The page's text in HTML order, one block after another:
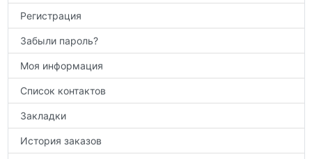
Регистрация
Забыли пароль?
Моя информация
Список контактов
Закладки
История заказов